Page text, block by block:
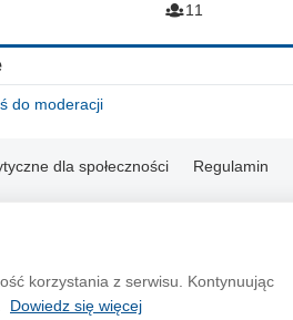
korzystania z serwisu. Kontynuując
Dowiedz się więcej
11
do moderacji
dla społeczności Regulamin